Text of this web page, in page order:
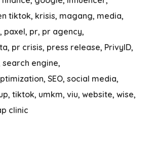
tiktok krisis magang media
paxel pr pr agency
pr crisis press release PrivyID
search engine
SEO social media
tiktok umkm viu website wise
clinic